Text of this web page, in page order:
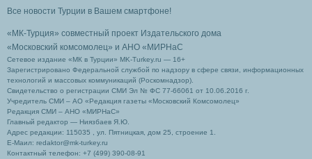
Все новости Турции в Вашем смартфоне!
«МК-Турция» совместный проект Издательского дома
«Московский комсомолец» и АНО «МИРНаС
Сетевое издание «МК в Турции» MK-Turkey.ru — 16+
Зарегистрировано Федеральной службой по надзору в сфере связи, информационных
технологий и массовых коммуникаций (Роскомнадзор).
Свидетельство о регистрации СМИ Эл № ФС 77-66061 от 10.06.2016 г.
Учредитель СМИ – АО «Редакция газеты «Московский Комсомолец»
Редакция СМИ – АНО «МИРНаС»
Главный редактор — Ниязбаев Я.Ю.
Адрес редакции: 115035 , ул. Пятницкая, дом 25, строение 1.
Е-Маил: redaktor@mk-turkey.ru
Контактный телефон: +7 (499) 390-08-91